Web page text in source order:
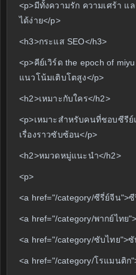
<p>มีทั้งความรัก ความเศร้า แ
ได้ง่าย</p>
<h3>กระแส SEO</h3>
<p>คีย์เวิร์ด the epoch of
แนวโน้มเติบโตสูง</p>
<h2>เหมาะกับใคร</h2>
<p>เหมาะสำหรับคนที่ชอบซีรี
เรื่องราวซับซ้อน</p>
<h2>หมวดหมู่แนะนำ</h2>
<p>
<a href="/category/ซีรี่ย์จีน">
<a href="/category/พากย์ไทย
<a href="/category/ซับไทย">
<a href="/category/โรแมนติก